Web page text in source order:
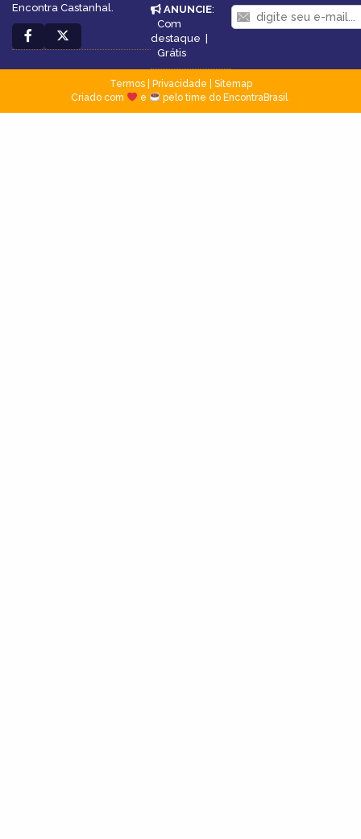
Encontra Castanhal.
ANUNCIE:
Com
destaque
Grátis
Termos| Privacidade
Sitemap
Criado com
e pelo time do EncontraBrasil